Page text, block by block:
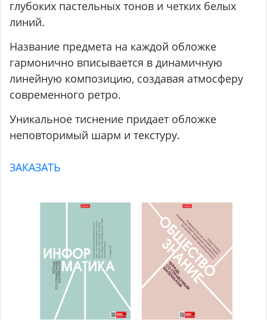
глубоких пастельных тонов и четких белых
линий.
Название предмета на каждой обложке
гармонично вписывается в динамичную
линейную композицию, создавая атмосферу
современного ретро.
Уникальное тиснение придает обложке
неповторимый шарм и текстуру.
ЗАКАЗАТЬ